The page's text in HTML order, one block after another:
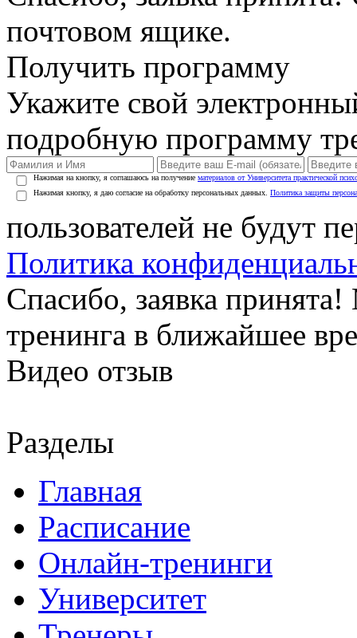
почтовом ящике.
Получить программу
Укажите свой
подробную программу
Нажимая на кнопку, я соглашаюсь на получение материалов от Университета практической
Нажимая кнопку, я даю согласие на обработку персональных данных. Политика защиты
пользователей не будут
Политика
Спасибо, заявка
тренинга в ближайшее
Видео отзыв
Разделы
Главная
Расписание
Онлайн-тренинги
Университет